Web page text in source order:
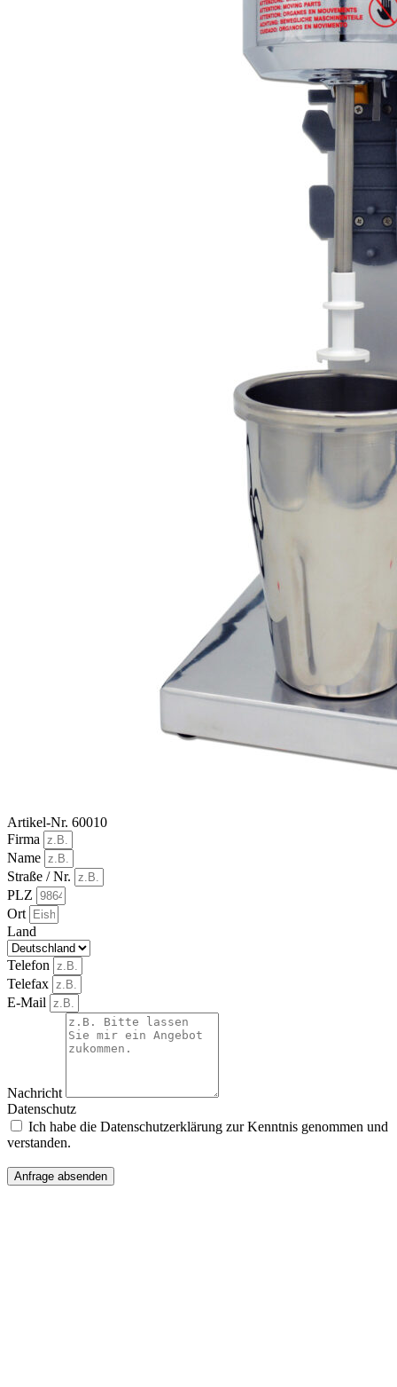
Artikel-Nr. 60010
Firma
Name
Straße / Nr.
PLZ
Ort
Land
Telefon
Telefax
E-Mail
Nachricht
Datenschutz
Ich habe die Datenschutzerklärung zur Kenntnis genommen und
verstanden.
Anfrage absenden